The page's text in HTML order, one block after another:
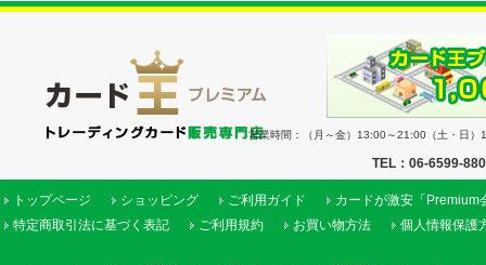
営業時間：（月～金）13:00～21:00（土・日
TEL：06-6599-
トップページ ショッピング ご利用ガイド
カードが激安「Premium
特定商取引法に基づく表記
ご利用規約 お買い物方法 個人情報保護